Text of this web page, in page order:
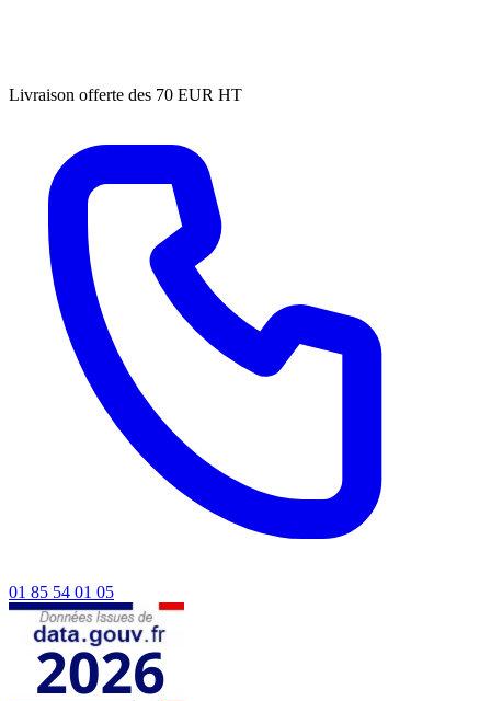
Livraison offerte des 70 EUR HT
01 85 54 01 05